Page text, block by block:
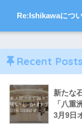
Re:Ishikawaにつ
Recent Posts
新たな
「八重
3月9日